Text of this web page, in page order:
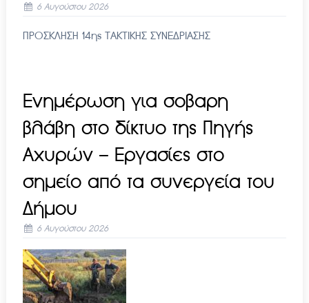
6 Αυγούστου 2026
ΠΡΟΣΚΛΗΣΗ 14ης ΤΑΚΤΙΚΗΣ ΣΥΝΕΔΡΙΑΣΗΣ
Ενημέρωση για σοβαρη
βλάβη στο δίκτυο της Πηγής
Αχυρών – Εργασίες στο
σημείο από τα συνεργεία του
Δήμου
6 Αυγούστου 2026